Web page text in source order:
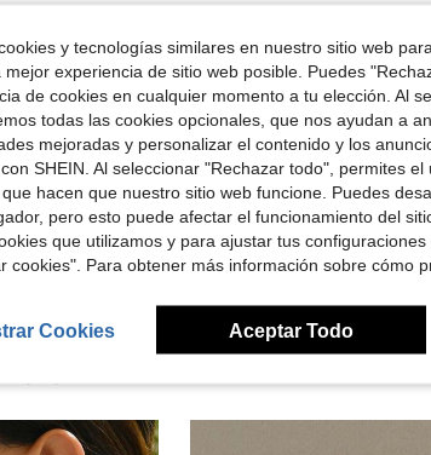
Útil (1)
Reseñas
y tecnologías similares en nuestro sitio web
mejor experiencia de sitio web posible. Puedes
de cookies en cualquier momento a tu elección. Al
todas las cookies opcionales, que nos ayudan a
mejoradas y personalizar el contenido y los
SHEIN. Al seleccionar "Rechazar todo", permites
hacen que nuestro sitio web funcione. Puedes
pero esto puede afectar el funcionamiento del
que utilizamos y para ajustar tus
cookies". Para obtener más información sobre cómo
Cookies Aceptar Todo